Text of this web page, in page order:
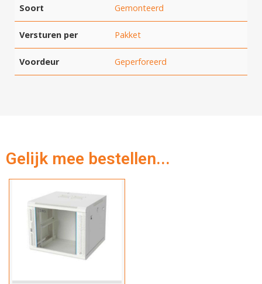
Soort Gemonteerd
Versturen per Pakket
Voordeur Geperforeerd
Gelijk mee bestellen...